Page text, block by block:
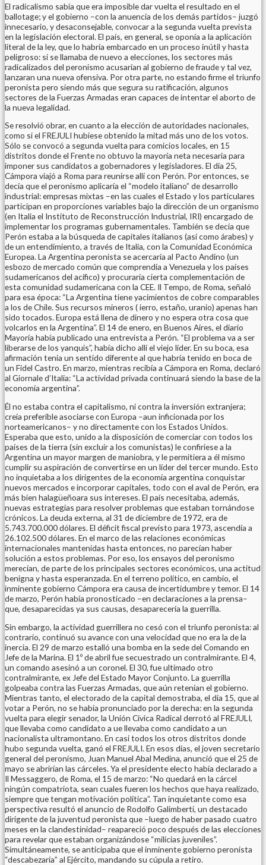
El radicalismo sabía que era imposible dar vuelta el resultado en el
ballotage; y el gobierno –con la anuencia de los demás partidos– juzgó
innecesario, y desaconsejable, convocar a la segunda vuelta prevista
en la legislación electoral. El país, en general, se oponía a la aplicación
literal de la ley, que lo habría embarcado en un proceso inútil y hasta
peligroso: si se llamaba de nuevo a elecciones, los sectores más
radicalizados del peronismo acusarían al gobierno de fraude y tal vez,
lanzaran una nueva ofensiva. Por otra parte, no estando firme el triunfo
peronista pero siendo más que segura su ratificación, algunos
sectores de la Fuerzas Armadas eran capaces de intentar el aborto de
la nueva legalidad.
Se resolvió obrar, en cuanto a la elección de autoridades nacionales,
como si el FREJULI hubiese obtenido la mitad más uno de los votos.
Sólo se convocó a segunda vuelta para comicios locales, en 15
distritos donde el Frente no obtuvo la mayoría neta necesaria para
imponer sus candidatos a gobernadores y legisladores. El día 25,
Cámpora viajó a Roma para reunirse allí con Perón. Por entonces, se
decía que el peronismo aplicaría el “modelo italiano” de desarrollo
industrial: empresas mixtas –en las cuales el Estado y los particulares
participan en proporciones variables bajo la dirección de un organismo
(en Italia el Instituto de Reconstrucción Industrial, IRI) encargado de
implementar los programas gubernamentales. También se decía que
Perón estaba a la búsqueda de capitales italianos (así como árabes) y
de un entendimiento, a través de Italia, con la Comunidad Económica
Europea. La Argentina peronista se acercaría al Pacto Andino (un
esbozo de mercado común que comprendía a Venezuela y los países
sudamericanos del acífico) y procuraría cierta complementación de
esta comunidad sudamericana con la CEE. Il Tempo, de Roma, señaló
para esa época: “La Argentina tiene yacimientos de cobre comparables
a los de Chile. Sus recursos mineros ( ierro, estaño, uranio) apenas han
sido tocados. Europa está llena de dinero y no espera otra cosa que
volcarlos en la Argentina”. El 14 de enero, en Buenos Aires, el diario
Mayoría había publicado una entrevista a Perón. “El problema va a ser
liberarse de los yanquis”, había dicho allí el viejo líder. En su boca, esa
afirmación tenía un sentido diferente al que habría tenido en boca de
un Fidel Castro. En marzo, mientras recibía a Cámpora en Roma, declaró
al Giornale d’Italia: “La actividad privada continuará siendo la base de la
economía argentina”.
Él no estaba contra el capitalismo, ni contra la inversión extranjera;
creía preferible asociarse con Europa –aun inficionada por los
norteamericanos– y no directamente con los Estados Unidos.
Esperaba que esto, unido a la disposición de comerciar con todos los
países de la tierra (sin excluir a los comunistas) le confiriese a la
Argentina un mayor margen de maniobra, y le permitiera a él mismo
cumplir su aspiración de convertirse en un líder del tercer mundo. Esto
no inquietaba a los dirigentes de la economía argentina conquistar
nuevos mercados e incorporar capitales, todo con el aval de Perón, era
más bien halagüeñoara sus intereses. El país necesitaba, además,
nuevas estrategias para resolver problemas que estaban tornándose
crónicos. La deuda externa, al 31 de diciembre de 1972, era de
5.743.700.000 dólares. El déficit fiscal previsto para 1973, ascendía a
26.102.500 dólares. En el marco de las relaciones económicas
internacionales mantenidas hasta entonces, no parecían haber
solución a estos problemas. Por eso, los ensayos del peronismo
merecían, de parte de los principales sectores económicos, una actitud
benigna y hasta esperanzada. En el terreno político, en cambio, el
inminente gobierno Cámpora era causa de incertidumbre y temor. El 14
de marzo, Perón había pronosticado –en declaraciones a la prensa–
que, desaparecidas ya sus causas, desaparecería la guerrilla.
Sin embargo, la actividad guerrillera no cesó con el triunfo peronista: al
contrario, continuó su avance con una velocidad que no era la de la
inercia. El 29 de marzo estalló una bomba en la sede del Comando en
Jefe de la Marina. El 1º de abril fue secuestrado un contralmirante. El 4,
un comando asesinó a un coronel. El 30, fue ultimado otro
contralmirante, ex Jefe del Estado Mayor Conjunto. La guerrilla
golpeaba contra las Fuerzas Armadas, que aún retenían el gobierno.
Mientras tanto, el electorado de la capital demostraba, el día 15, que al
votar a Perón, no se había pronunciado por la derecha: en la segunda
vuelta para elegir senador, la Unión Cívica Radical derrotó al FREJULI,
que llevaba como candidato a ue llevaba como candidato a un
nacionalista ultramontano. En casi todos los otros distritos donde
hubo segunda vuelta, ganó el FREJULI. En esos días, el joven secretario
general del peronismo, Juan Manuel Abal Medina, anunció que el 25 de
mayo se abrirían las cárceles. Ya el presidente electo había declarado a
Il Messaggero, de Roma, el 15 de marzo: “No quedará en la cárcel
ningún compatriota, sean cuales fueren los hechos que haya realizado,
siempre que tengan motivación política”. Tan inquietante como esa
perspectiva resultó el anuncio de Rodolfo Galimberti, un destacado
dirigente de la juventud peronista que –luego de haber pasado cuatro
meses en la clandestinidad– reapareció poco después de las elecciones
para revelar que estaban organizándose “milicias juveniles”.
Simultáneamente, se anticipaba que el inminente gobierno peronista
“descabezaría” al Ejército, mandando su cúpula a retiro.